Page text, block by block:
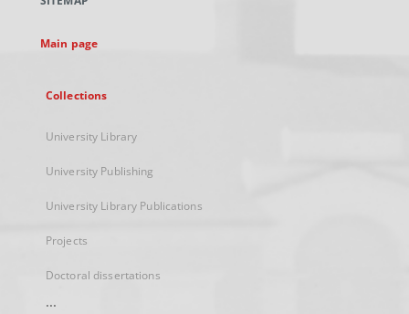
new
Main page
Collections
University Library
University Publishing
University Library Publications
Projects
Doctoral dissertations
...